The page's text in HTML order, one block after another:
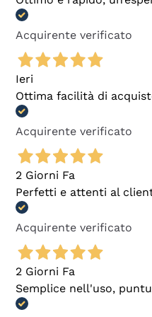
Acquirente verificato
Ieri
Ottima facilità di
Acquirente verificato
2 Giorni Fa
Perfetti e attenti al
Acquirente verificato
2 Giorni Fa
Semplice nell'uso,